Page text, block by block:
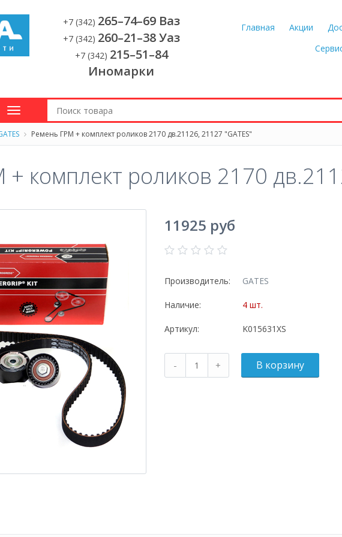
Главная Акции
+7 (342) 265–74–69 Ваз
+7 (342) 260–21–38 Уаз
+7 (342) 215–51–84
Иномарки
Ремень ГРМ + комплект роликов 2170 дв.21126, 21127 "GATES"
комплект роликов 2170
11925 руб
Производитель: GATES
Наличие: 4 шт.
Артикул: K015631XS